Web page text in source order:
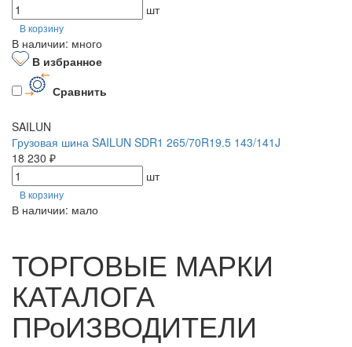
шт
В корзину
В наличии: много
В избранное
Сравнить
SAILUN
Грузовая шина SAILUN SDR1 265/70R19.5 143/141J
18 230 ₽
шт
В корзину
В наличии: мало
ТОРГОВЫЕ МАРКИ
КАТАЛОГА
ПРоИЗВОДИТЕЛИ